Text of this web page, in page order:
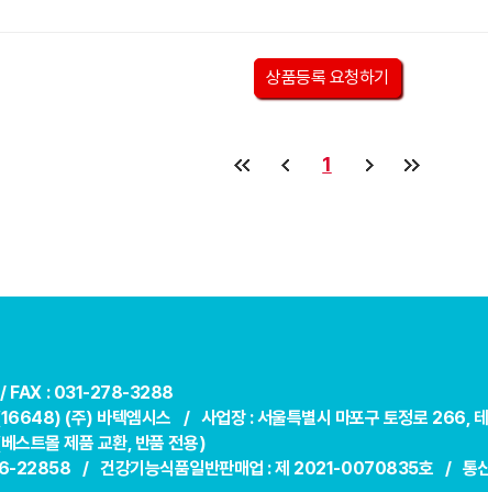
상품등록 요청하기
1
FAX : 031-278-3288
(16648) (주) 바텍엠시스 / 사업장 : 서울특별시 마포구 토정로 266,
스트몰 제품 교환, 반품 전용)
86-22858 /건강기능식품일반판매업 : 제 2021-0070835호 / 통